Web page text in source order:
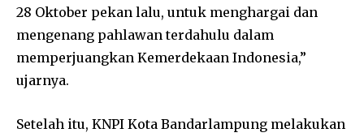
28 Oktober pekan lalu, untuk menghargai dan
mengenang pahlawan terdahulu dalam
memperjuangkan Kemerdekaan Indonesia,”
ujarnya.
Setelah itu, KNPI Kota Bandarlampung melakukan